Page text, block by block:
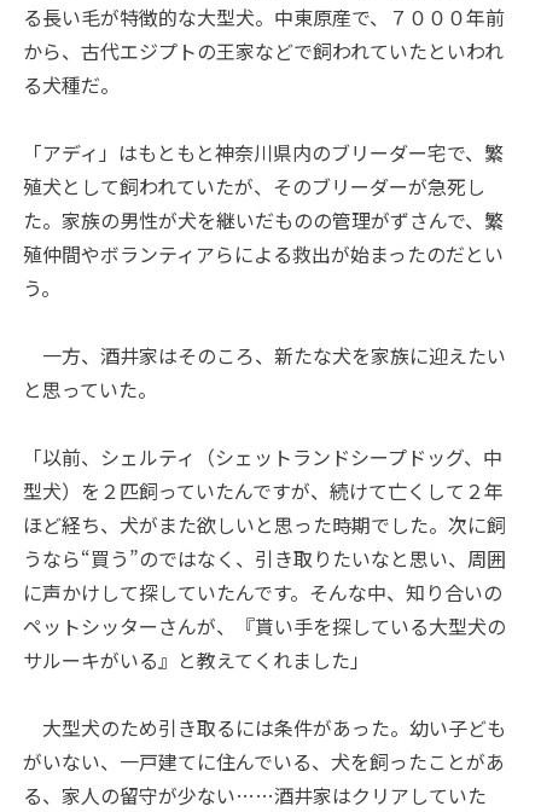
る長い毛が特徴的な大型犬。中東原産で、７０００年前
から、古代エジプトの王家などで飼われていたといわれ
る犬種だ。
「アディ」はもともと神奈川県内のブリーダー宅で、繁
殖犬として飼われていたが、そのブリーダーが急死し
た。家族の男性が犬を継いだものの管理がずさんで、繁
殖仲間やボランティアらによる救出が始まったのだとい
う。
一方、酒井家はそのころ、新たな犬を家族に迎えたい
と思っていた。
「以前、シェルティ（シェットランドシープドッグ、中
型犬）を２匹飼っていたんですが、続けて亡くして２年
ほど経ち、犬がまた欲しいと思った時期でした。次に飼
うなら“買う”のではなく、引き取りたいなと思い、周囲
に声かけして探していたんです。そんな中、知り合いの
ペットシッターさんが、『貰い手を探している大型犬の
サルーキがいる』と教えてくれました」
大型犬のため引き取るには条件があった。幼い子ども
がいない、一戸建てに住んでいる、犬を飼ったことがあ
る、家人の留守が少ない……酒井家はクリアしていた